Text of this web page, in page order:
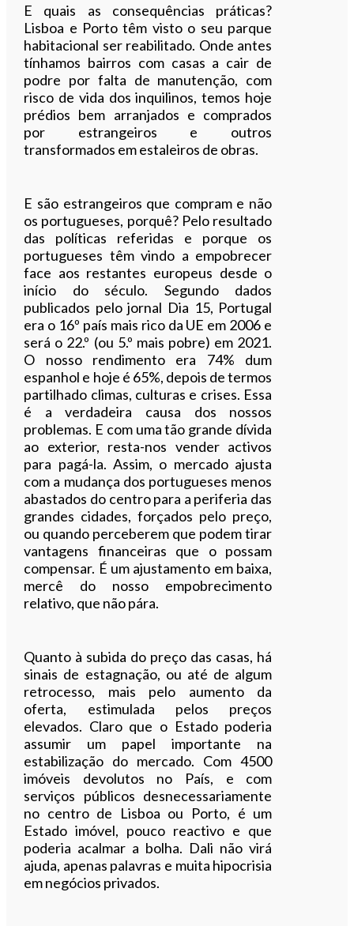
E quais as consequências práticas?
Lisboa e Porto têm visto o seu parque
habitacional ser reabilitado. Onde antes
tínhamos bairros com casas a cair de
podre por falta de manutenção, com
risco de vida dos inquilinos, temos hoje
prédios bem arranjados e comprados
por estrangeiros e outros
transformados em estaleiros de obras.
E são estrangeiros que compram e não
os portugueses, porquê? Pelo resultado
das políticas referidas e porque os
portugueses têm vindo a empobrecer
face aos restantes europeus desde o
início do século. Segundo dados
publicados pelo jornal Dia 15, Portugal
era o 16º país mais rico da UE em 2006 e
será o 22.º (ou 5.º mais pobre) em 2021.
O nosso rendimento era 74% dum
espanhol e hoje é 65%, depois de termos
partilhado climas, culturas e crises. Essa
é a verdadeira causa dos nossos
problemas. E com uma tão grande dívida
ao exterior, resta-nos vender activos
para pagá-la. Assim, o mercado ajusta
com a mudança dos portugueses menos
abastados do centro para a periferia das
grandes cidades, forçados pelo preço,
ou quando perceberem que podem tirar
vantagens financeiras que o possam
compensar. É um ajustamento em baixa,
mercê do nosso empobrecimento
relativo, que não pára.
Quanto à subida do preço das casas, há
sinais de estagnação, ou até de algum
retrocesso, mais pelo aumento da
oferta, estimulada pelos preços
elevados. Claro que o Estado poderia
assumir um papel importante na
estabilização do mercado. Com 4500
imóveis devolutos no País, e com
serviços públicos desnecessariamente
no centro de Lisboa ou Porto, é um
Estado imóvel, pouco reactivo e que
poderia acalmar a bolha. Dali não virá
ajuda, apenas palavras e muita hipocrisia
em negócios privados.